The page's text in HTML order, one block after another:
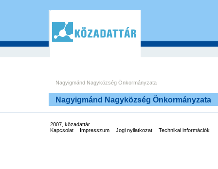
Nagyigmánd Nagyközség Önkormányzata
Nagyigmánd Nagyközség Önkormányzata
2007, közadattár
Kapcsolat
Impresszum Jogi nyilatkozat Technikai információk